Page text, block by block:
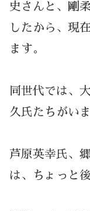
史さんと、剛
したから、現
ます。
同世代では、
久氏たちがいま
芦原英幸氏、
は、ちょっと